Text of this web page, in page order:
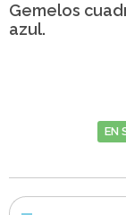
Gemelos
azul.
EN
Número